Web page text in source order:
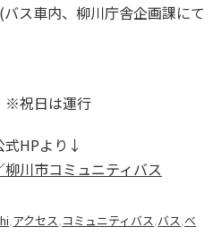
ス車内、柳川庁舎企画課にて
※祝日は運行
式HPより↓
川市コミュニティバス
,アクセス,コミュニティバス,バス,べ